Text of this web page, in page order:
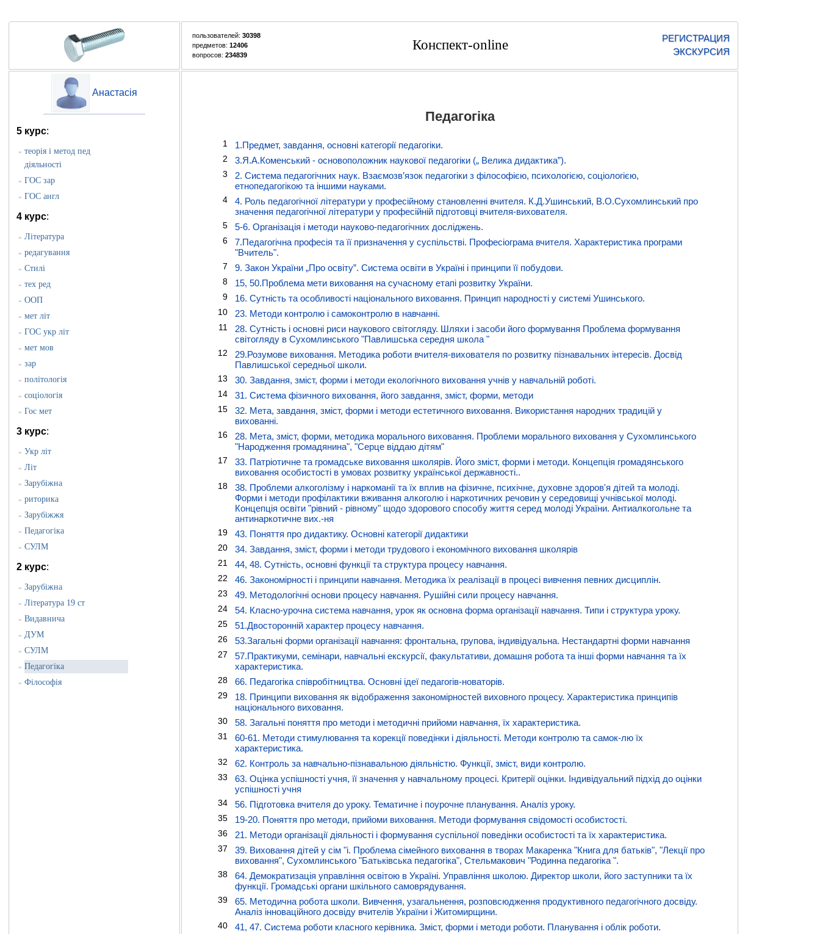
пользователей: 30398
предметов: 12406
вопросов: 234839
Конспект-online
РЕГИСТРАЦИЯ
ЭКСКУРСИЯ
Анастасія
5 курс:
» теорія і метод пед
діяльності
» ГОС зар
» ГОС англ
4 курс:
» Література
» редагування
» Стилі
» тех ред
» ООП
» мет літ
» ГОС укр літ
» мет мов
» зар
» політологія
» соціологія
» Гос мет
3 курс:
» Укр літ
» Літ
» Зарубіжна
» риторика
» Зарубіжжя
» Педагогіка
» СУЛМ
2 курс:
» Зарубіжна
» Література 19 ст
» Видавнича
» ДУМ
» СУЛМ
» Педагогіка
» Філософія
Педагогіка
1 1.Предмет, завдання, основні категорії педагогіки.
2 3.Я.А.Коменський - основоположник наукової педагогіки („ Велика дидактика”).
3
2. Система педагогічних наук. Взаємозв’язок педагогіки з філософією, психологією, соціологією,
етнопедагогікою та іншими науками.
4
4. Роль педагогічної літератури у професійному становленні вчителя. К.Д.Ушинський, В.О.Сухомлинський про
значення педагогічної літератури у професійній підготовці вчителя-вихователя.
5 5-6. Організація і методи науково-педагогічних досліджень.
6
7.Педагогічна професія та її призначення у суспільстві. Професіограма вчителя. Характеристика програми
"Вчитель".
7 9. Закон України „Про освіту”. Система освіти в Україні і принципи її побудови.
8 15, 50.Проблема мети виховання на сучасному етапі розвитку України.
9 16. Сутність та особливості національного виховання. Принцип народності у системі Ушинського.
10 23. Методи контролю і самоконтролю в навчанні.
11
28. Сутність і основні риси наукового світогляду. Шляхи і засоби його формування Проблема формування
світогляду в Сухомлинського "Павлишська середня школа "
12
29.Розумове виховання. Методика роботи вчителя-вихователя по розвитку пізнавальних інтересів. Досвід
Павлишської середньої школи.
13 30. Завдання, зміст, форми і методи екологічного виховання учнів у навчальній роботі.
14 31. Система фізичного виховання, його завдання, зміст, форми, методи
15
32. Мета, завдання, зміст, форми і методи естетичного виховання. Використання народних традицій у
вихованні.
16
28. Мета, зміст, форми, методика морального виховання. Проблеми морального виховання у Сухомлинського
"Народження громадянина", "Серце віддаю дітям"
17
33. Патріотичне та громадське виховання школярів. Його зміст, форми і методи. Концепція громадянського
виховання особистості в умовах розвитку української державності..
18
38. Проблеми алкоголізму і наркоманії та їх вплив на фізичне, психічне, духовне здоров'я дітей та молоді.
Форми і методи профілактики вживання алкоголю і наркотичних речовин у середовищі учнівської молоді.
Концепція освіти "рівний - рівному" щодо здорового способу життя серед молоді України. Антиалкогольне та
антинаркотичне вих.-ня
19 43. Поняття про дидактику. Основні категорії дидактики
20 34. Завдання, зміст, форми і методи трудового і економічного виховання школярів
21 44, 48. Сутність, основні функції та структура процесу навчання.
22 46. Закономірності і принципи навчання. Методика їх реалізації в процесі вивчення певних дисциплін.
23 49. Методологічні основи процесу навчання. Рушійні сили процесу навчання.
24 54. Класно-урочна система навчання, урок як основна форма організації навчання. Типи і структура уроку.
25 51.Двосторонній характер процесу навчання.
26 53.Загальні форми організації навчання: фронтальна, групова, індивідуальна. Нестандартні форми навчання
27
57.Практикуми, семінари, навчальні екскурсії, факультативи, домашня робота та інші форми навчання та їх
характеристика.
28 66. Педагогіка співробітництва. Основні ідеї педагогів-новаторів.
29
18. Принципи виховання як відображення закономірностей виховного процесу. Характеристика принципів
національного виховання.
30 58. Загальні поняття про методи і методичні прийоми навчання, їх характеристика.
31
60-61. Методи стимулювання та корекції поведінки і діяльності. Методи контролю та самок-лю їх
характеристика.
32 62. Контроль за навчально-пізнавальною діяльністю. Функції, зміст, види контролю.
33
63. Оцінка успішності учня, її значення у навчальному процесі. Критерії оцінки. Індивідуальний підхід до оцінки
успішності учня
34 56. Підготовка вчителя до уроку. Тематичне і поурочне планування. Аналіз уроку.
35 19-20. Поняття про методи, прийоми виховання. Методи формування свідомості особистості.
36 21. Методи організації діяльності і формування суспільної поведінки особистості та їх характеристика.
37
39. Виховання дітей у сім "і. Проблема сімейного виховання в творах Макаренка "Книга для батьків", "Лекції про
виховання", Сухомлинського "Батьківська педагогіка", Стельмакович "Родинна педагогіка ".
38
64. Демократизація управління освітою в Україні. Управління школою. Директор школи, його заступники та їх
функції. Громадські органи шкільного самоврядування.
39
65. Методична робота школи. Вивчення, узагальнення, розповсюдження продуктивного педагогічного досвіду.
Аналіз інноваційного досвіду вчителів України і Житомирщини.
40 41, 47. Система роботи класного керівника. Зміст, форми і методи роботи. Планування і облік роботи.